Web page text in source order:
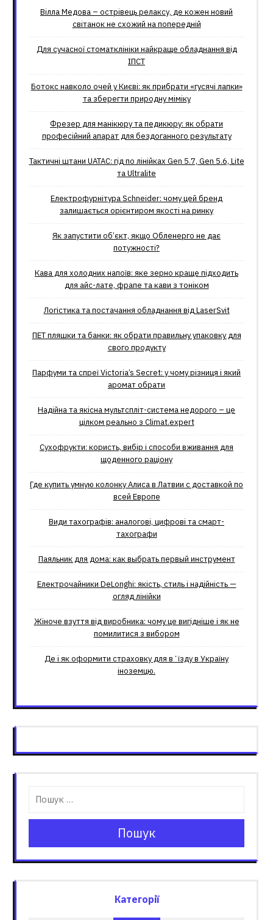
Вілла Медова – острівець релаксу, де кожен новий
світанок не схожий на попередній
Для сучасної стоматклініки найкраще обладнання від
ІПСТ
Ботокс навколо очей у Києві: як прибрати «гусячі лапки»
та зберегти природну міміку
Фрезер для манікюру та педикюру: як обрати
професійний апарат для бездоганного результату
Тактичні штани UATAC: гід по лінійках Gen 5.7, Gen 5.6, Lite
та Ultralite
Електрофурнітура Schneider: чому цей бренд
залишається орієнтиром якості на ринку
Як запустити об’єкт, якщо Обленерго не дає
потужності?
Кава для холодних напоїв: яке зерно краще підходить
для айс-лате, фрапе та кави з тоніком
Логістика та постачання обладнання від LaserSvit
ПЕТ пляшки та банки: як обрати правильну упаковку для
свого продукту
Парфуми та спреї Victoria’s Secret: у чому різниця і який
аромат обрати
Надійна та якісна мультспліт-система недорого – це
цілком реально з Climat.еxpert
Сухофрукти: користь, вибір і способи вживання для
щоденного раціону
Где купить умную колонку Алиса в Латвии с доставкой по
всей Европе
Види тахографів: аналогові, цифрові та смарт-
тахографи
Паяльник для дома: как выбрать первый инструмент
Електрочайники DeLonghi: якість, стиль і надійність —
огляд лінійки
Жіноче взуття від виробника: чому це вигідніше і як не
помилитися з вибором
Де і як оформити страховку для вʼїзду в Україну
іноземцю.
Пошук
Категорії